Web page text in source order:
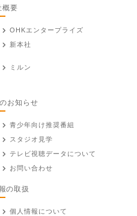
概要
OHKエンタープライズ
新本社
ミルン
お知らせ
青少年向け推奨番組
スタジオ見学
テレビ視聴データについて
お問い合わせ
の取扱
個人情報について